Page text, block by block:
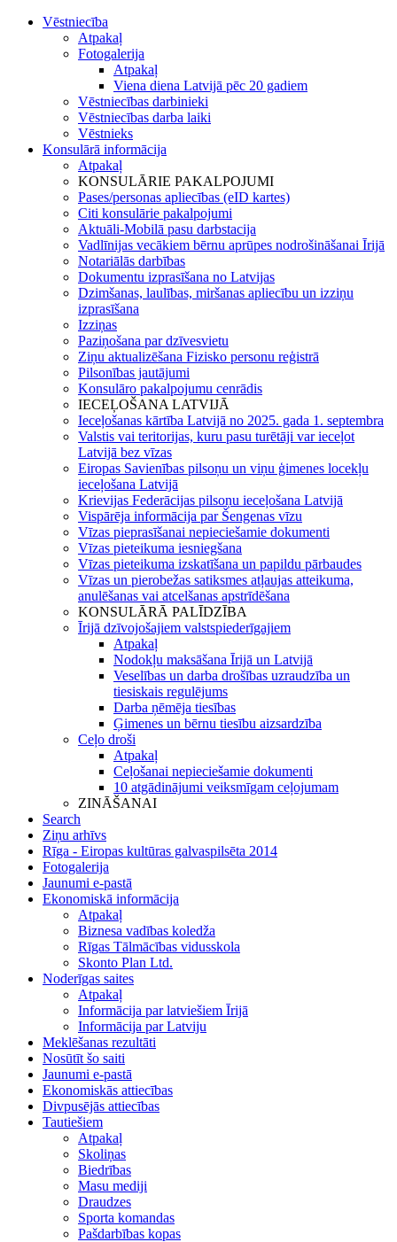
Vēstniecība
Atpakaļ
Fotogalerija
Atpakaļ
Viena diena Latvijā pēc 20 gadiem
Vēstniecības darbinieki
Vēstniecības darba laiki
Vēstnieks
Konsulārā informācija
Atpakaļ
KONSULĀRIE PAKALPOJUMI
Pases/personas apliecības (eID kartes)
Citi konsulārie pakalpojumi
Aktuāli-Mobilā pasu darbstacija
Vadlīnijas vecākiem bērnu aprūpes nodrošināšanai Īrijā
Notariālās darbības
Dokumentu izprasīšana no Latvijas
Dzimšanas, laulības, miršanas apliecību un izziņu
izprasīšana
Izziņas
Paziņošana par dzīvesvietu
Ziņu aktualizēšana Fizisko personu reģistrā
Pilsonības jautājumi
Konsulāro pakalpojumu cenrādis
IECEĻOŠANA LATVIJĀ
Ieceļošanas kārtība Latvijā no 2025. gada 1. septembra
Valstis vai teritorijas, kuru pasu turētāji var ieceļot
Latvijā bez vīzas
Eiropas Savienības pilsoņu un viņu ģimenes locekļu
ieceļošana Latvijā
Krievijas Federācijas pilsoņu ieceļošana Latvijā
Vispārēja informācija par Šengenas vīzu
Vīzas pieprasīšanai nepieciešamie dokumenti
Vīzas pieteikuma iesniegšana
Vīzas pieteikuma izskatīšana un papildu pārbaudes
Vīzas un pierobežas satiksmes atļaujas atteikuma,
anulēšanas vai atcelšanas apstrīdēšana
KONSULĀRĀ PALĪDZĪBA
Īrijā dzīvojošajiem valstspiederīgajiem
Atpakaļ
Nodokļu maksāšana Īrijā un Latvijā
Veselības un darba drošības uzraudzība un
tiesiskais regulējums
Darba ņēmēja tiesības
Ģimenes un bērnu tiesību aizsardzība
Ceļo droši
Atpakaļ
Ceļošanai nepieciešamie dokumenti
10 atgādinājumi veiksmīgam ceļojumam
ZINĀŠANAI
Search
Ziņu arhīvs
Rīga - Eiropas kultūras galvaspilsēta 2014
Fotogalerija
Jaunumi e-pastā
Ekonomiskā informācija
Atpakaļ
Biznesa vadības koledža
Rīgas Tālmācības vidusskola
Skonto Plan Ltd.
Noderīgas saites
Atpakaļ
Informācija par latviešiem Īrijā
Informācija par Latviju
Meklēšanas rezultāti
Nosūtīt šo saiti
Jaunumi e-pastā
Ekonomiskās attiecības
Divpusējās attiecības
Tautiešiem
Atpakaļ
Skoliņas
Biedrības
Masu mediji
Draudzes
Sporta komandas
Pašdarbības kopas